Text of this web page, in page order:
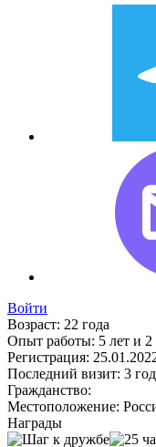
Войти
Возраст: 22 года
Опыт работы: 5 лет и 2
Регистрация:
Последний визит: 3
Гражданство:
Местоположение:
Награды